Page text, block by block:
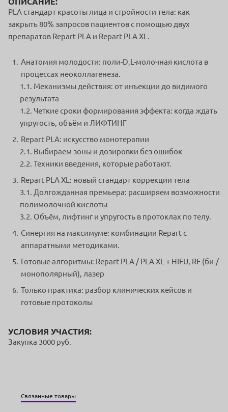
PLA стандарт красоты лица и стройности тела: как
закрыть 80% запросов пациентов с помощью двух
препаратов Repart PLA и Repart PLA XL.
Анатомия молодости: поли-D,L-молочная кислота в
процессах неоколлагенеза.
1.1. Механизмы действия: от инъекции до видимого
результата
1.2. Четкие сроки формирования эффекта: когда ждать
упругость, объём и ЛИФТИНГ
Repart PLA: искусство монотерапии
2.1. Выбираем зоны и дозировки без ошибок
2.2. Техники введения, которые работают.
Repart PLA XL: новый стандарт коррекции тела
3.1. Долгожданная премьера: расширяем возможности
полимолочной кислоты
3.2. Объём, лифтинг и упругость в протоклах по телу.
Синергия на максимуме: комбинации Repart с
аппаратными методиками.
Готовые алгоритмы: Repart PLA / PLA XL + HIFU, RF (би-/
монополярный), лазер
Только практика: разбор клинических кейсов и
готовые протоколы
УСЛОВИЯ УЧАСТИЯ:
Закупка 3000 руб.
Связанные товары